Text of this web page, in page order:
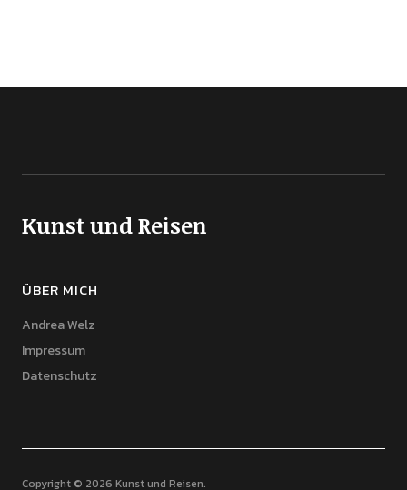
Kunst und Reisen
ÜBER MICH
Andrea Welz
Impressum
Datenschutz
Copyright © 2026 Kunst und Reisen